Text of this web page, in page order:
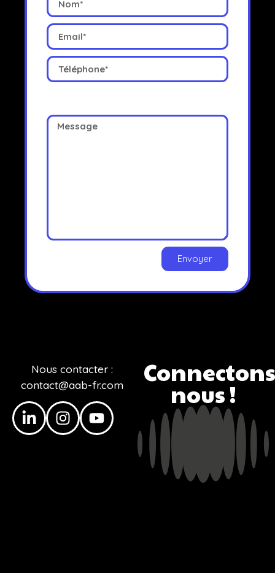
Envoyer
Nous contacter :
contact@aab-fr.com
nous !